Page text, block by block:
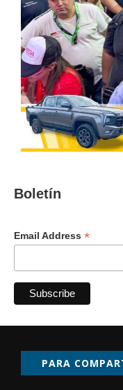
Boletín
Email Address *
PARA